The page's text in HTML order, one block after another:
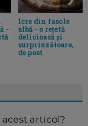
-
Icre din fasole
albă - o rețetă
delicioasă și
surprinzătoare,
de post
articol?